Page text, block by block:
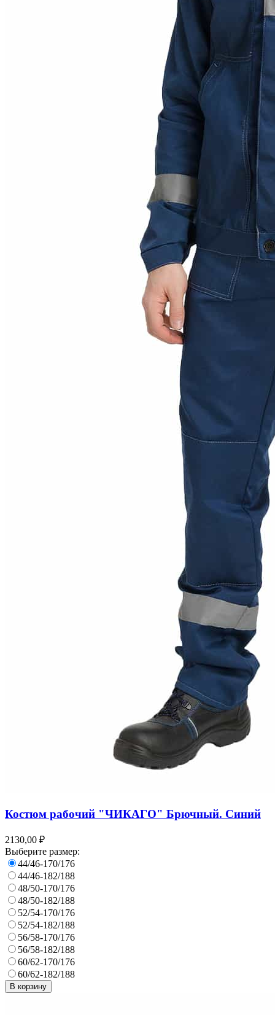
Костюм рабочий "ЧИКАГО" Брючный. Синий
2130,00 ₽
Выберите размер:
44/46-170/176
44/46-182/188
48/50-170/176
48/50-182/188
52/54-170/176
52/54-182/188
56/58-170/176
56/58-182/188
60/62-170/176
60/62-182/188
В корзину